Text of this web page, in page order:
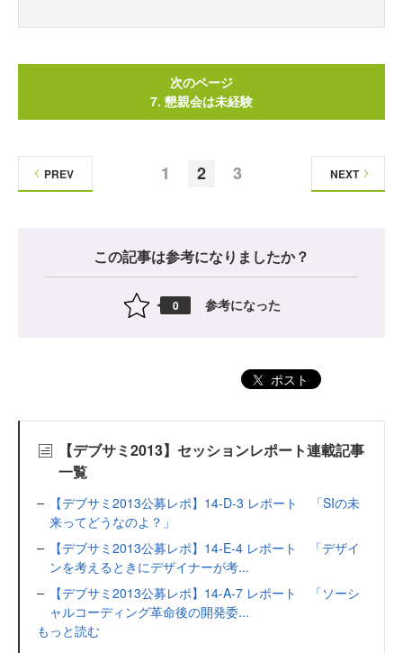
次のページ
7. 懇親会は未経験
1 2 3
PREV NEXT
この記事は参考になりましたか？
0 参考になった
ポスト
【デブサミ2013】セッションレポート連載記事
一覧
【デブサミ2013公募レポ】14-D-3 レポート 「SIの未
来ってどうなのよ？」
【デブサミ2013公募レポ】14-E-4 レポート 「デザイ
ンを考えるときにデザイナーが考...
【デブサミ2013公募レポ】14-A-7 レポート 「ソーシ
ャルコーディング革命後の開発委...
もっと読む